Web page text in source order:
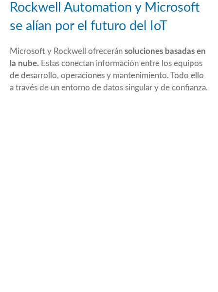
Rockwell Automation y Microsoft
se alían por el futuro del IoT
Microsoft y Rockwell ofrecerán soluciones basadas en
la nube. Estas conectan información entre los equipos
de desarrollo, operaciones y mantenimiento. Todo ello
a través de un entorno de datos singular y de confianza.